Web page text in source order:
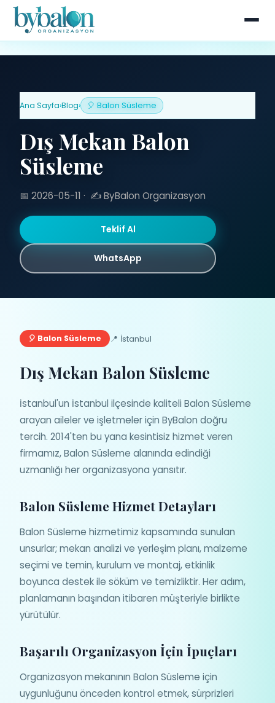
Ana Sayfa›Blog› 🎈 Balon Süsleme
Dış Mekan Balon
Süsleme
📅 2026-05-11 · ✍️ ByBalon Organizasyon
Teklif Al
WhatsApp
🎈 Balon Süsleme 📍 İstanbul
Dış Mekan Balon Süsleme
İstanbul'un İstanbul ilçesinde kaliteli Balon Süsleme
arayan aileler ve işletmeler için ByBalon doğru
tercih. 2014'ten bu yana kesintisiz hizmet veren
firmamız, Balon Süsleme alanında edindiği
uzmanlığı her organizasyona yansıtır.
Balon Süsleme Hizmet Detayları
Balon Süsleme hizmetimiz kapsamında sunulan
unsurlar; mekan analizi ve yerleşim planı, malzeme
seçimi ve temin, kurulum ve montaj, etkinlik
boyunca destek ile söküm ve temizliktir. Her adım,
planlamanın başından itibaren müşteriyle birlikte
yürütülür.
Başarılı Organizasyon İçin İpuçları
Organizasyon mekanının Balon Süsleme için
uygunluğunu önceden kontrol etmek, sürprizleri